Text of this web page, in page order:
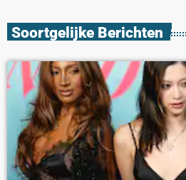
Soortgelijke Berichten